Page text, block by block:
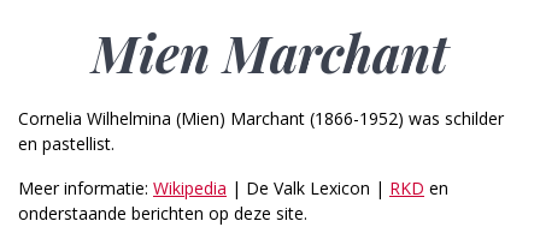
Mien Marchant
Cornelia Wilhelmina (Mien) Marchant (1866-1952) was schilder
en pastellist.
Meer informatie: Wikipedia | De Valk Lexicon | RKD en
onderstaande berichten op deze site.